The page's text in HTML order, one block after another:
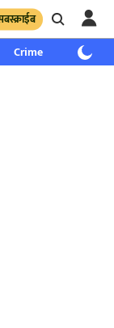
Crime साप्ताहिक